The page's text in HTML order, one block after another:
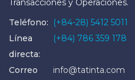
Transacciones y Operaciones.
Teléfono:
(+84-28) 5412 5011
Línea
directa:
(+84) 786 359 178
Correo
info@tatinta.com